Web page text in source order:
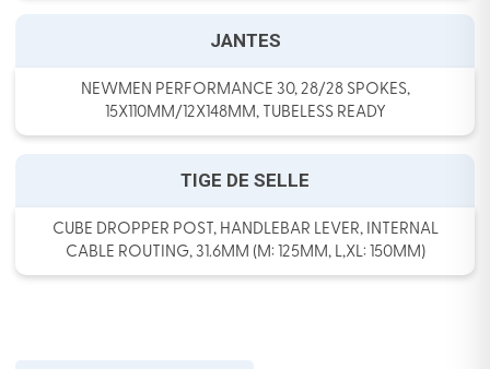
JANTES
NEWMEN PERFORMANCE 30, 28/28 SPOKES,
15X110MM/12X148MM, TUBELESS READY
TIGE DE SELLE
CUBE DROPPER POST, HANDLEBAR LEVER, INTERNAL
CABLE ROUTING, 31.6MM (M: 125MM, L,XL: 150MM)